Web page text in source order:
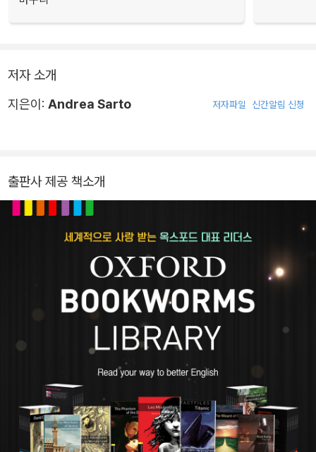
저자 소개
지은이: Andrea Sarto 저자파일 신간알림 신청
출판사 제공 책소개